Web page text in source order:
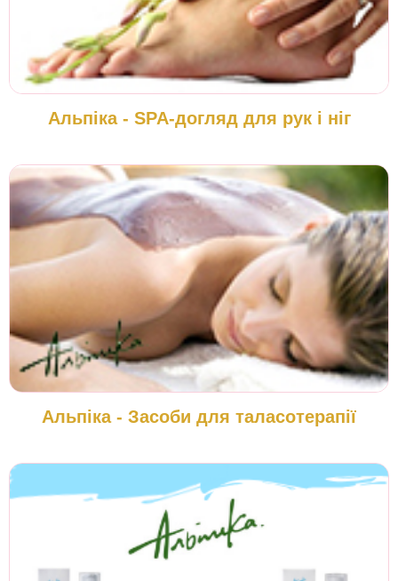
Альпіка - SPA-догляд для рук і ніг
Альпіка - Засоби для таласотерапії